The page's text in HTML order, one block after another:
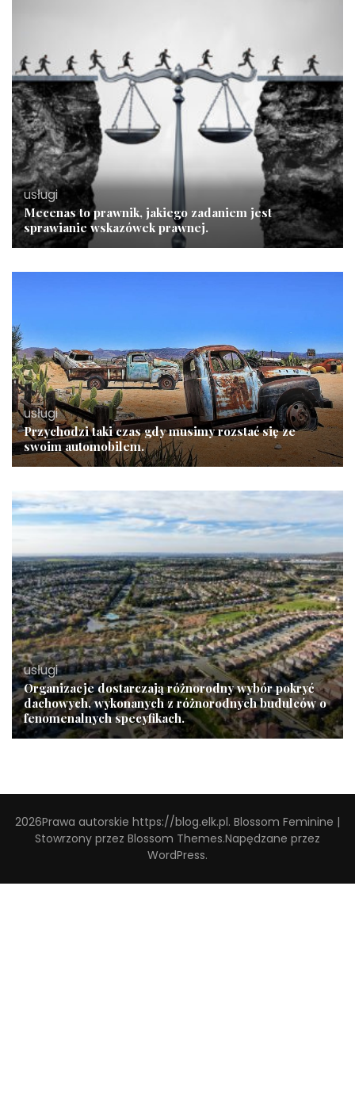
usługi
Mecenas to prawnik, jakiego zadaniem jest
sprawianie wskazówek prawnej.
usługi
Przychodzi taki czas gdy musimy rozstać się ze
swoim automobilem.
usługi
Organizacje dostarczają różnorodny wybór pokryć
dachowych, wykonanych z różnorodnych budulców o
fenomenalnych specyfikach.
2026Prawa autorskie https://blog.elk.pl. Blossom Feminine |
Stowrzony przez Blossom Themes.Napędzane przez
WordPress.